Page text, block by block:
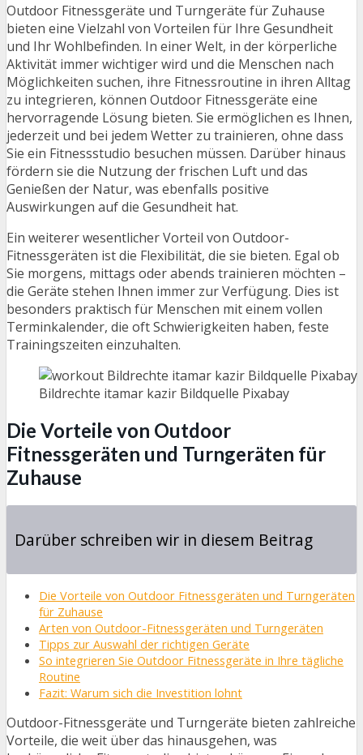
Outdoor Fitnessgeräte und Turngeräte für Zuhause
bieten eine Vielzahl von Vorteilen für Ihre Gesundheit
und Ihr Wohlbefinden. In einer Welt, in der körperliche
Aktivität immer wichtiger wird und die Menschen nach
Möglichkeiten suchen, ihre Fitnessroutine in ihren Alltag
zu integrieren, können Outdoor Fitnessgeräte eine
hervorragende Lösung bieten. Sie ermöglichen es Ihnen,
jederzeit und bei jedem Wetter zu trainieren, ohne dass
Sie ein Fitnessstudio besuchen müssen. Darüber hinaus
fördern sie die Nutzung der frischen Luft und das
Genießen der Natur, was ebenfalls positive
Auswirkungen auf die Gesundheit hat.
Ein weiterer wesentlicher Vorteil von Outdoor-
Fitnessgeräten ist die Flexibilität, die sie bieten. Egal ob
Sie morgens, mittags oder abends trainieren möchten –
die Geräte stehen Ihnen immer zur Verfügung. Dies ist
besonders praktisch für Menschen mit einem vollen
Terminkalender, die oft Schwierigkeiten haben, feste
Trainingszeiten einzuhalten.
Bildrechte itamar kazir Bildquelle Pixabay
Die Vorteile von Outdoor
Fitnessgeräten und Turngeräten für
Zuhause
Darüber schreiben wir in diesem Beitrag
Die Vorteile von Outdoor Fitnessgeräten und Turngeräten
für Zuhause
Arten von Outdoor-Fitnessgeräten und Turngeräten
Tipps zur Auswahl der richtigen Geräte
So integrieren Sie Outdoor Fitnessgeräte in Ihre tägliche
Routine
Fazit: Warum sich die Investition lohnt
Outdoor-Fitnessgeräte und Turngeräte bieten zahlreiche
Vorteile, die weit über das hinausgehen, was